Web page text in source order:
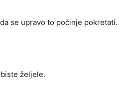
se upravo to počinje pokretati.
željele.